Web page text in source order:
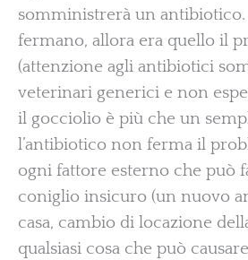
somministrerà un antibiotico.
fermano, allora era quello il
(attenzione agli antibiotici
veterinari generici e non
il gocciolio è più che un
l’antibiotico non ferma il
ogni fattore esterno che può
coniglio insicuro (un nuovo
casa, cambio di locazione
qualsiasi cosa che può